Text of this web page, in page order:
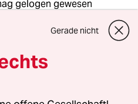
gelogen gewesen
nicht einmal das).
Gerade nicht